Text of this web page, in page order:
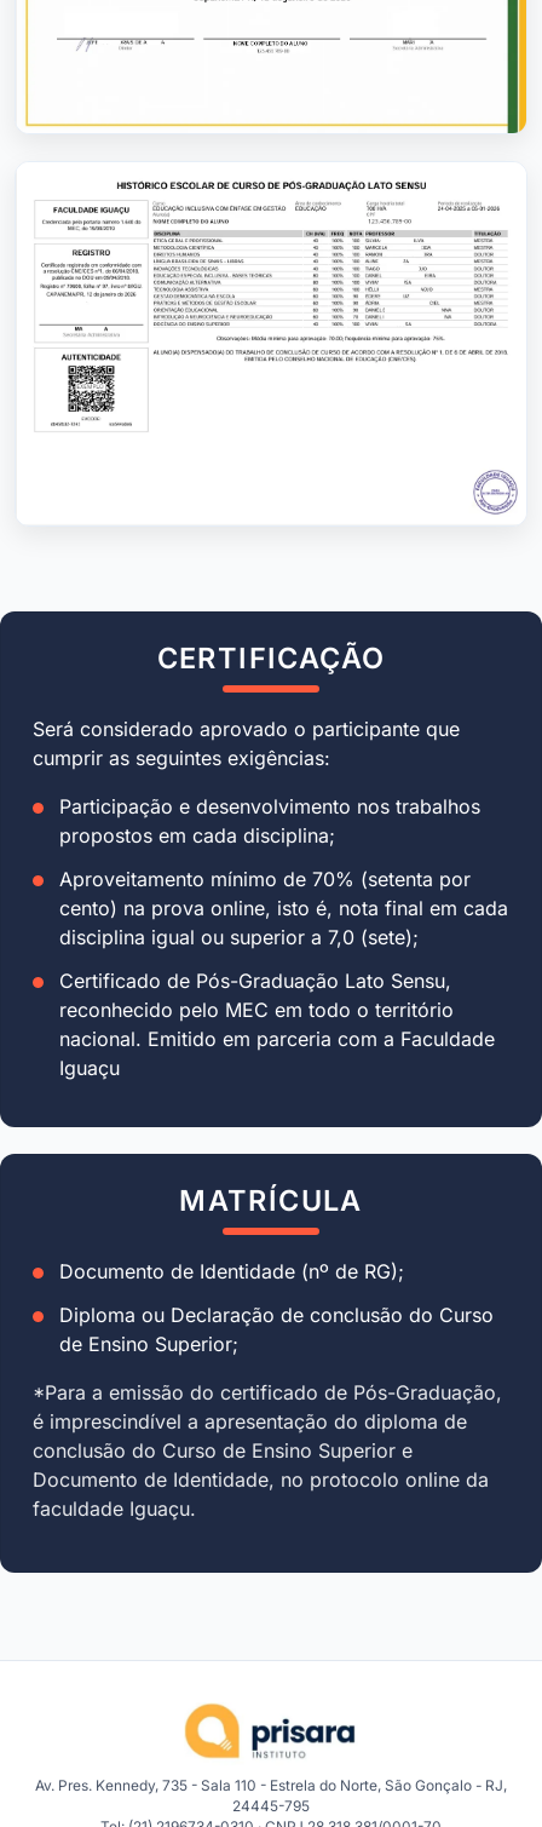
CERTIFICAÇÃO
Será considerado aprovado o participante que
cumprir as seguintes exigências:
Participação e desenvolvimento nos trabalhos
propostos em cada disciplina;
Aproveitamento mínimo de 70% (setenta por
cento) na prova online, isto é, nota final em cada
disciplina igual ou superior a 7,0 (sete);
Certificado de Pós-Graduação Lato Sensu,
reconhecido pelo MEC em todo o território
nacional. Emitido em parceria com a Faculdade
Iguaçu
MATRÍCULA
Documento de Identidade (nº de RG);
Diploma ou Declaração de conclusão do Curso
de Ensino Superior;
*Para a emissão do certificado de Pós-Graduação,
é imprescindível a apresentação do diploma de
conclusão do Curso de Ensino Superior e
Documento de Identidade, no protocolo online da
faculdade Iguaçu.
Av. Pres. Kennedy, 735 - Sala 110 - Estrela do Norte, São Gonçalo - RJ,
24445-795